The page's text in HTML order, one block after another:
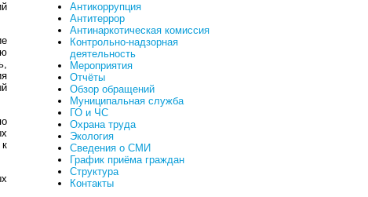
Антикоррупция
Антитеррор
Антинаркотическая комиссия
Контрольно-надзорная
деятельность
Мероприятия
Отчёты
Обзор обращений
Муниципальная служба
ГО и ЧС
Охрана труда
Экология
Сведения о СМИ
График приёма граждан
Структура
Контакты